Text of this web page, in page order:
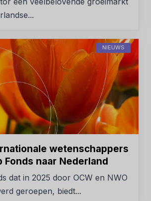
NIEUWS
wetenschappers
Fonds naar Nederland
dat in 2025 door OCW en NWO
geroepen, biedt...